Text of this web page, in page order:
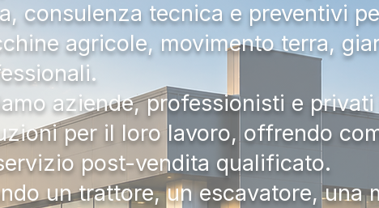
consulenza tecnica e preventivi
agricole, movimento terra,
aziende, professionisti e
per il loro lavoro, offrendo
post-vendita qualificato.
un trattore, un escavatore, una